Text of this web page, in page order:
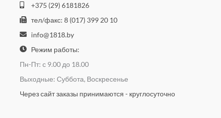
+375 (29) 6181826
тел/факс: 8 (017) 399 20 10
info@1818.by
Режим работы:
Пн-Пт: с 9.00 до 18.00
Выходные: Суббота, Воскресенье
Через сайт заказы принимаются - круглосуточно